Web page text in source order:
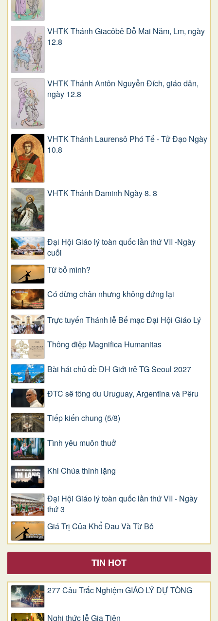
VHTK Thánh Giacôbê Ðỗ Mai Năm, Lm, ngày
12.8
VHTK Thánh Antôn Nguyễn Ðích, giáo dân,
ngày 12.8
VHTK Thánh Laurensô Phó Tế - Tử Đạo Ngày
10.8
VHTK Thánh Đaminh Ngày 8. 8
Đại Hội Giáo lý toàn quốc lần thứ VII -Ngày
cuối
Từ bỏ mình?
Có dừng chân nhưng không đứng lại
Trực tuyến Thánh lễ Bế mạc Đại Hội Giáo Lý
Thông điệp Magnifica Humanitas
Bài hát chủ đề ĐH Giới trẻ TG Seoul 2027
ĐTC sẽ tông du Uruguay, Argentina và Pêru
Tiếp kiến chung (5/8)
Tình yêu muôn thuở
Khi Chúa thinh lặng
Đại Hội Giáo lý toàn quốc lần thứ VII - Ngày
thứ 3
Giá Trị Của Khổ Ðau Và Từ Bỏ
TIN HOT
277 Câu Trắc Nghiệm GIÁO LÝ DỰ TÒNG
Nghi thức lễ Gia Tiên